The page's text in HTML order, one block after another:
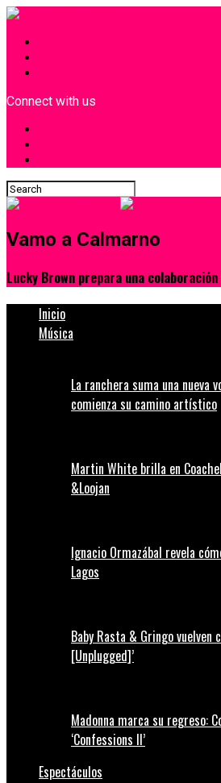
Connect with us
Vamo a Calmarno
Lucky Brown prepara una
Inicio
Música
La ranchera suma una nueva
comienza su camino artístico
Martin White brilla en
&Loojan
Ignacio Ormazábal revela
Lagos
Baby Rasta & Gringo vuelven
[Unplugged]’
Madonna marca su regreso:
‘Confessions II’
Espectáculos